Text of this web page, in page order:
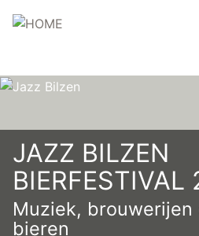
en
inhoudHoofdnavigatie
BLOG
AANBOD
JAZZ BILZEN
BIERFESTIVAL
Muziek, brouwerijen
bieren